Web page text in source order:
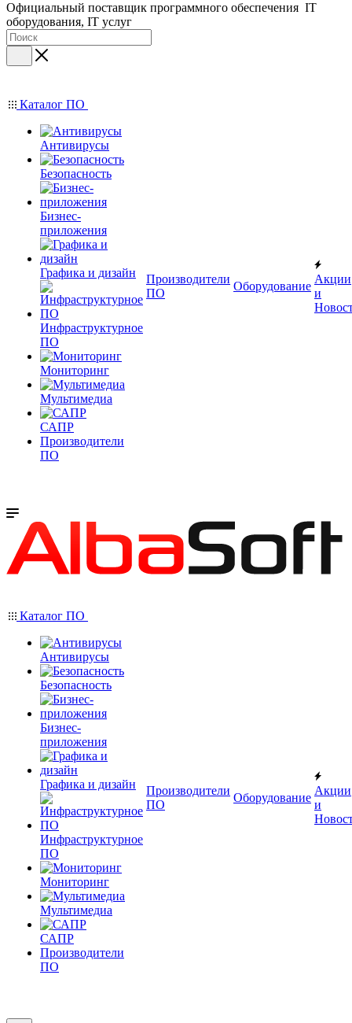
Официальный поставщик программного обеспечения IT
оборудования, IT услуг
Каталог ПО
Антивирусы
Безопасность
Бизнес-
приложения
Графика и дизайн
Инфраструктурное
ПО
Мониторинг
Мультимедиа
САПР
Производители
ПО
Производители
ПО
Оборудование
Акции
и
Каталог ПО
Антивирусы
Безопасность
Бизнес-
приложения
Графика и дизайн
Инфраструктурное
ПО
Мониторинг
Мультимедиа
САПР
Производители
ПО
Производители
ПО
Оборудование
Акции
и